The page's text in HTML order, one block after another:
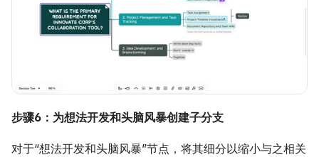
步骤6：为想法开发和头脑风暴创建子分支
对于“想法开发和头脑风暴”节点，将其细分以缩小与之相关